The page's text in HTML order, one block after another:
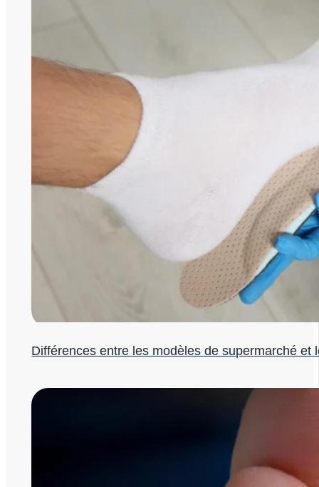
Différences entre les modèles de supermarché et